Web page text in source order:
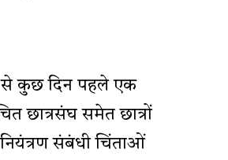
से कुछ दिन पहले एक
छात्रसंघ समेत छात्रों
संबंधी चिंताओं